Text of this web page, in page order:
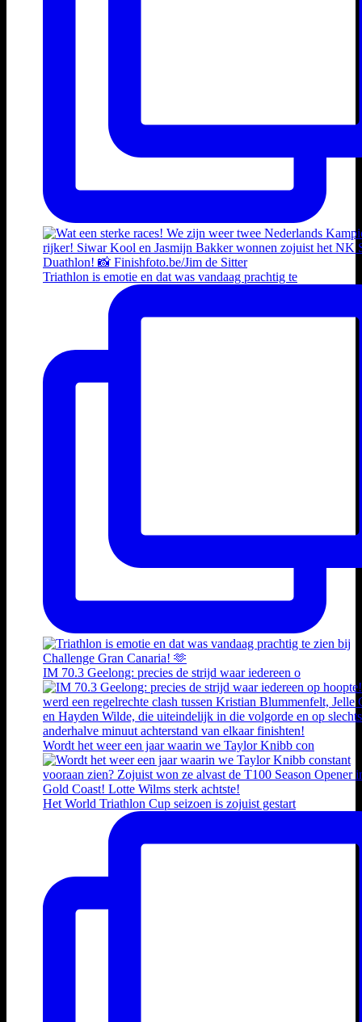
Triathlon is emotie en dat was vandaag prachtig te
IM 70.3 Geelong: precies de strijd waar iedereen o
Wordt het weer een jaar waarin we Taylor Knibb con
Het World Triathlon Cup seizoen is zojuist gestart